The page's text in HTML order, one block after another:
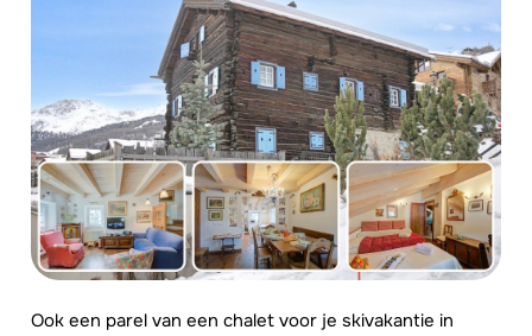
Ook een parel van een chalet voor je skivakantie in